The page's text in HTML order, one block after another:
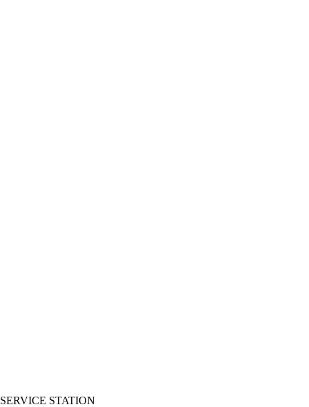
SERVICE STATION